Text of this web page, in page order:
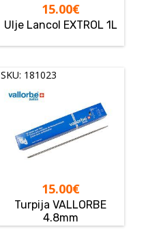
15.00€
Ulje Lancol EXTROL 1L
SKU: 181023
15.00€
Turpija VALLORBE
4.8mm